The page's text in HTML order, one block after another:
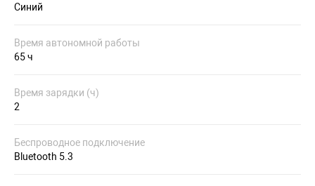
Синий
Время автономной работы
65 ч
Время зарядки (ч)
2
Беспроводное подключение
Bluetooth 5.3